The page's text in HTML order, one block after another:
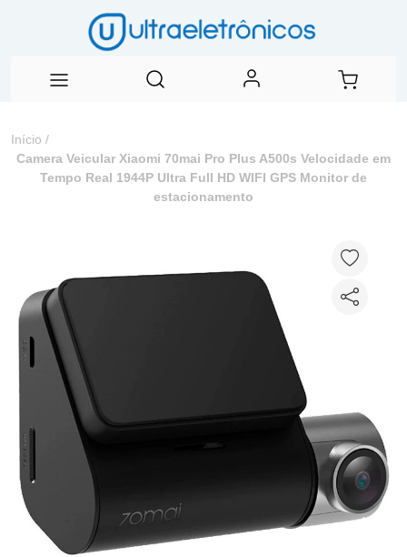
Início /
Camera Veicular Xiaomi 70mai Pro Plus A500s Velocidade em
Tempo Real 1944P Ultra Full HD WIFI GPS Monitor de
estacionamento